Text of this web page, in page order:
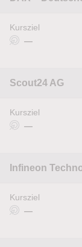
Kursziel
—
Scout24 AG
Kursziel
—
Infineon
Kursziel
—